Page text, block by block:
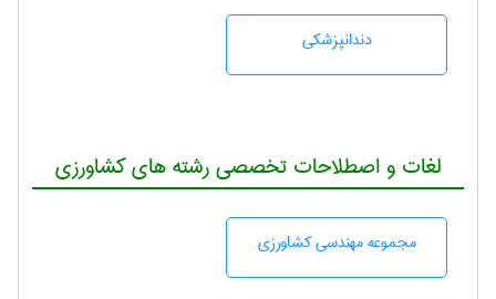
دندانپزشكی
لغات و اصطلاحات تخصصی رشته های کشاورزی
مجموعه مهندسی كشاورزی